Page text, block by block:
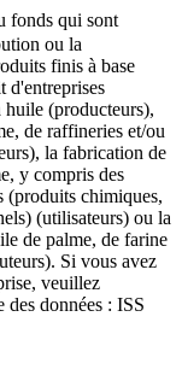
fonds qui sont
ou la
finis à base
d'entreprises
huile (producteurs),
de raffineries et/ou
la fabrication de
y compris des
(produits chimiques,
(utilisateurs) ou la
de palme, de farine
Si vous avez
veuillez
données : ISS